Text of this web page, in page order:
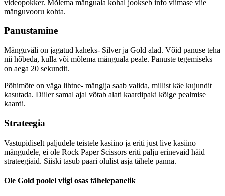
videopokker. Mõlema mänguala kohal jookseb info viimase viie
mänguvooru kohta.
Panustamine
Mänguväli on jagatud kaheks- Silver ja Gold alad. Võid panuse teha
nii hõbeda, kulla või mõlema mänguala peale. Panuste tegemiseks
on aega 20 sekundit.
Põhimõte on väga lihtne- mängija saab valida, millist käe kujundit
kasutada. Diiler samal ajal võtab alati kaardipaki kõige pealmise
kaardi.
Strateegia
Vastupidiselt paljudele teistele kasiino ja eriti just live kasiino
mängudele, ei ole Rock Paper Scissors eriti palju erinevaid häid
strateegiaid. Siiski tasub paari olulist asja tähele panna.
Ole Gold poolel viigi osas tähelepanelik